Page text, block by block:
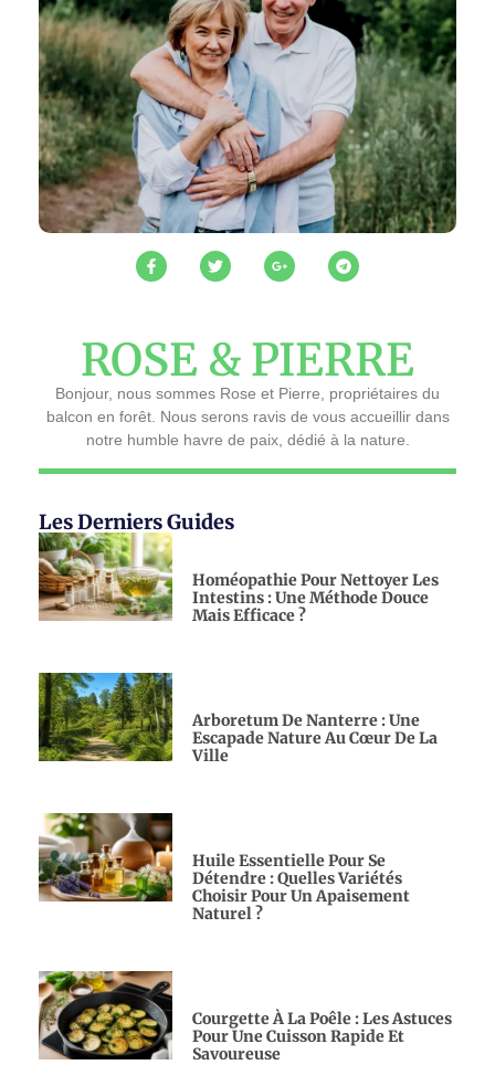
ROSE & PIERRE
Bonjour, nous sommes Rose et Pierre, propriétaires du
balcon en forêt. Nous serons ravis de vous accueillir dans
notre humble havre de paix, dédié à la nature.
Les Derniers Guides
Homéopathie Pour Nettoyer Les
Intestins : Une Méthode Douce
Mais Efficace ?
Arboretum De Nanterre : Une
Escapade Nature Au Cœur De La
Ville
Huile Essentielle Pour Se
Détendre : Quelles Variétés
Choisir Pour Un Apaisement
Naturel ?
Courgette À La Poêle : Les Astuces
Pour Une Cuisson Rapide Et
Savoureuse